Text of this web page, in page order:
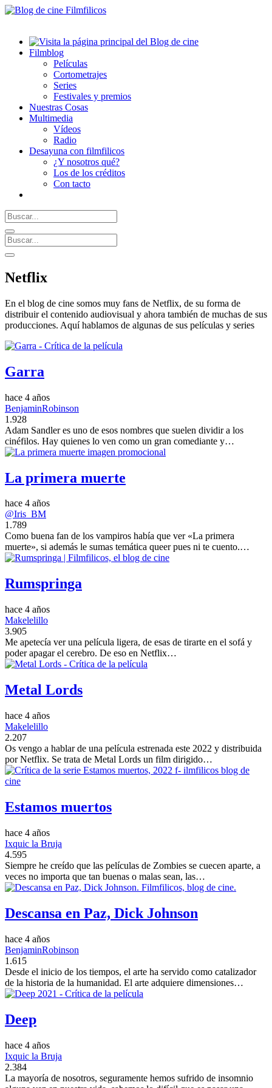
Filmblog
Películas
Cortometrajes
Series
Festivales y premios
Nuestras Cosas
Multimedia
Vídeos
Radio
Desayuna con filmfilicos
¿Y nosotros qué?
Los de los créditos
Con tacto
Netflix
En el blog de cine somos muy fans de Netflix, de su forma de
distribuir el contenido audiovisual y ahora también de muchas de sus
producciones. Aquí hablamos de algunas de sus películas y series
Garra
hace 4 años
BenjaminRobinson
1.928
Adam Sandler es uno de esos nombres que suelen dividir a los
cinéfilos. Hay quienes lo ven como un gran comediante y…
La primera muerte
hace 4 años
@Iris_BM
1.789
Como buena fan de los vampiros había que ver «La primera
muerte», si además le sumas temática queer pues ni te cuento.…
Rumspringa
hace 4 años
Makelelillo
3.905
Me apetecía ver una película ligera, de esas de tirarte en el sofá y
poder apagar el cerebro. De eso en Netflix…
Metal Lords
hace 4 años
Makelelillo
2.207
Os vengo a hablar de una película estrenada este 2022 y distribuida
por Netflix. Se trata de Metal Lords un film dirigido…
Estamos muertos
hace 4 años
Ixquic la Bruja
4.595
Siempre he creído que las películas de Zombies se cuecen aparte, a
veces no importa que tan buenas o malas sean, las…
Descansa en Paz, Dick Johnson
hace 4 años
BenjaminRobinson
1.615
Desde el inicio de los tiempos, el arte ha servido como catalizador
de la historia de la humanidad. El arte adquiere dimensiones…
Deep
hace 4 años
Ixquic la Bruja
2.384
La mayoría de nosotros, seguramente hemos sufrido de insomnio